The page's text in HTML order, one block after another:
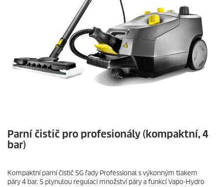
Parní čistič pro profesionály (kompaktní, 4
bar)
Kompaktní parní čistič SG řady Professional s výkonným tlakem
páry 4 bar. S plynulou regulací množství páry a funkcí Vapo-Hydro